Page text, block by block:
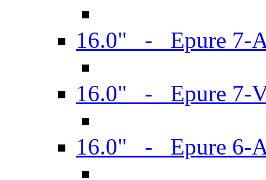
16.0" - Epure 7-
16.0" - Epure 7-
16.0" - Epure 6-